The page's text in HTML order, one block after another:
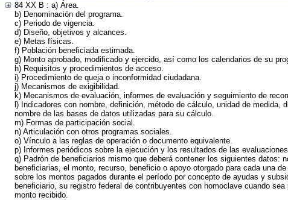
84 XX B : a) Área.
b) Denominación del programa.
c) Periodo de vigencia.
d) Diseño, objetivos y alcances.
e) Metas físicas.
f) Población beneficiada estimada.
g) Monto aprobado, modificado y ejercido, así como los calendarios de su
h) Requisitos y procedimientos de acceso.
i) Procedimiento de queja o inconformidad ciudadana.
j) Mecanismos de exigibilidad.
k) Mecanismos de evaluación, informes de evaluación y seguimiento de
l) Indicadores con nombre, definición, método de cálculo, unidad de medida,
nombre de las bases de datos utilizadas para su cálculo.
m) Formas de participación social.
n) Articulación con otros programas sociales.
o) Vínculo a las reglas de operación o documento equivalente.
p) Informes periódicos sobre la ejecución y los resultados de las
q) Padrón de beneficiarios mismo que deberá contener los siguientes
beneficiarias, el monto, recurso, beneficio o apoyo otorgado para cada una
sobre los montos pagados durante el período por concepto de ayudas y
beneficiario, su registro federal de contribuyentes con homoclave cuando
monto recibido.